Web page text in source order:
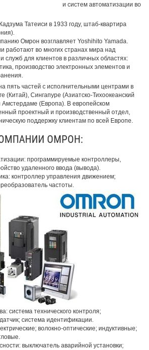
и систем автоматизации во
Татеиси в 1933 году, штаб-квартира
Омрон возглавляет Yoshihito Yamada.
работают во многих странах мира над
служб для клиентов в различных областях:
производство электронных элементов и
пять частей с исполнительными центрами в
(Китай), Сингапуре (Азиатско-Тихоокеанский
(Европа). В европейском
проектный и производственный отдел,
поддержку клиентам по всей Европе.
ОМРОН:
программируемые контроллеры,
удаленного ввода (вывода).
контроллер управления движением;
частоты.
система технического контроля;
система идентификации.
волокно-оптические; индуктивные;
выключатель аварийной установки;